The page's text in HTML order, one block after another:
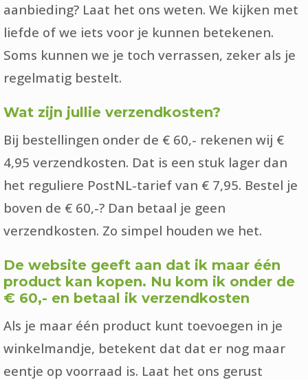
aanbieding? Laat het ons weten. We kijken met
liefde of we iets voor je kunnen betekenen.
Soms kunnen we je toch verrassen, zeker als je
regelmatig bestelt.
Wat zijn jullie verzendkosten?
Bij bestellingen onder de € 60,- rekenen wij €
4,95 verzendkosten. Dat is een stuk lager dan
het reguliere PostNL-tarief van € 7,95. Bestel je
boven de € 60,-? Dan betaal je geen
verzendkosten. Zo simpel houden we het.
De website geeft aan dat ik maar één
product kan kopen. Nu kom ik onder de
€ 60,- en betaal ik verzendkosten
Als je maar één product kunt toevoegen in je
winkelmandje, betekent dat dat er nog maar
eentje op voorraad is. Laat het ons gerust